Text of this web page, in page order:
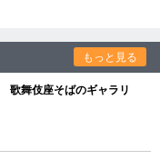
もっと見る
歌舞伎座そばのギャラリ